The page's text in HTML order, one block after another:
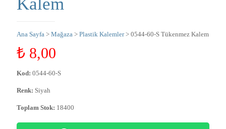
Ana Sayfa > Mağaza > Plastik Kalemler> 0544-60-S Tükenmez Kalem
₺ 8,00
Kod: 0544-60-S
Renk: Siyah
Toplam Stok: 18400